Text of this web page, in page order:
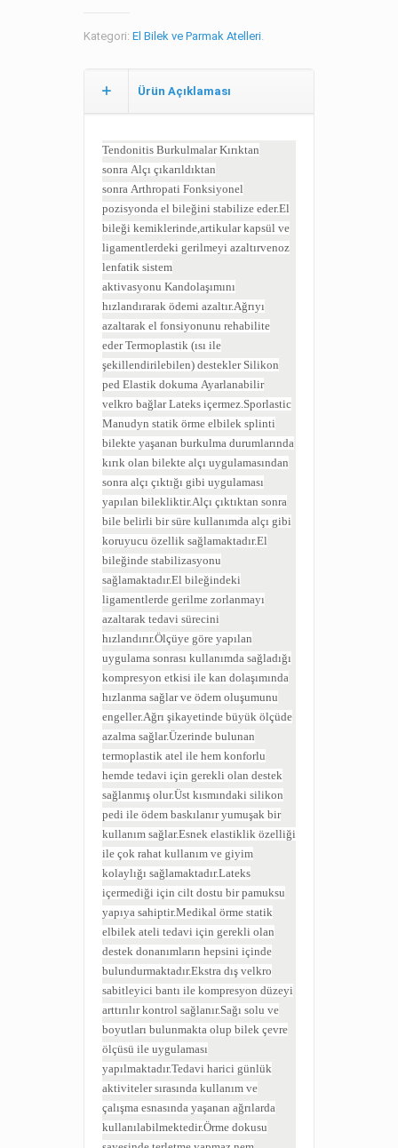
Kategori: El Bilek ve Parmak Atelleri.
Ürün Açıklaması
Tendonitis BurkulmalarKırıktan
sonra Alçı çıkarıldıktan
sonra Arthropati Fonksiyonel
pozisyonda el bileğini stabilize eder.El
bileği kemiklerinde,artikular kapsül ve
ligamentlerdeki gerilmeyi azaltırvenoz
lenfatik sistem
aktivasyonu Kandolaşımını
hızlandırarak ödemi azaltır.Ağrıyı
azaltarak el fonsiyonunu rehabilite
ederTermoplastik (ısı ile
şekillendirilebilen) destekler Silikon
ped Elastik dokuma Ayarlanabilir
velkro bağlarLateks içermez.Sporlastic
Manudyn statik örme elbilek splinti
bilekte yaşanan burkulma durumlarında
kırık olan bilekte alçı uygulamasından
sonra alçı çıktığı gibi uygulaması
yapılan bilekliktir.Alçı çıktıktan sonra
bile belirli bir süre kullanımda alçı gibi
koruyucu özellik sağlamaktadır.El
bileğinde stabilizasyonu
sağlamaktadır.El bileğindeki
ligamentlerde gerilme zorlanmayı
azaltarak tedavi sürecini
hızlandırır.Ölçüye göre yapılan
uygulama sonrası kullanımda sağladığı
kompresyon etkisi ile kan dolaşımında
hızlanma sağlar ve ödem oluşumunu
engeller.Ağrı şikayetinde büyük ölçüde
azalma sağlar.Üzerinde bulunan
termoplastik atel ile hem konforlu
hemde tedavi için gerekli olan destek
sağlanmış olur.Üst kısmındaki silikon
pedi ile ödem baskılanır yumuşak bir
kullanım sağlar.Esnek elastiklik özelliği
ile çok rahat kullanım ve giyim
kolaylığı sağlamaktadır.Lateks
içermediği için cilt dostu bir pamuksu
yapıya sahiptir.Medikal örme statik
elbilek ateli tedavi için gerekli olan
destek donanımların hepsini içinde
bulundurmaktadır.Ekstra dış velkro
sabitleyici bantı ile kompresyon düzeyi
arttırılır kontrol sağlanır.Sağı solu ve
boyutları bulunmakta olup bilek çevre
ölçüsü ile uygulaması
yapılmaktadır.Tedavi harici günlük
aktiviteler sırasında kullanım ve
çalışma esnasında yaşanan ağrılarda
kullanılabilmektedir.Örme dokusu